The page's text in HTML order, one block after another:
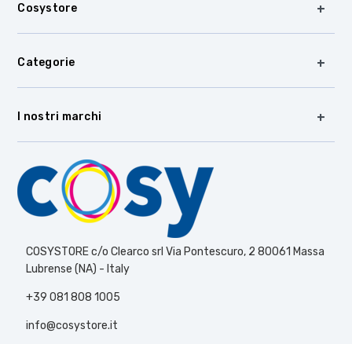
Cosystore
Categorie
I nostri marchi
COSYSTORE c/o Clearco srl Via Pontescuro, 2 80061 Massa
Lubrense (NA) - Italy
+39 081 808 1005
info@cosystore.it